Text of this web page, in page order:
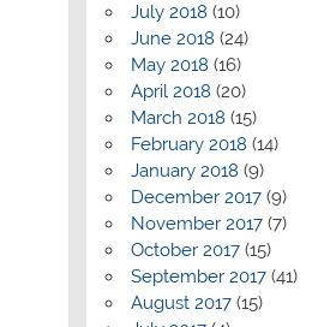
July 2018 (10)
June 2018 (24)
May 2018 (16)
April 2018 (20)
March 2018 (15)
February 2018 (14)
January 2018 (9)
December 2017(9)
November 2017(7)
October 2017(15)
September 2017(41)
August 2017(15)